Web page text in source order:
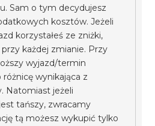
Sam o tym decydujesz
kosztów. Jeżeli
korzystałeś ze zniżki,
każdej zmianie. Przy
wyjazd/termin
różnicę wynikająca z
Natomiast jeżeli
tańszy, zwracamy
tą możesz wykupić tylko